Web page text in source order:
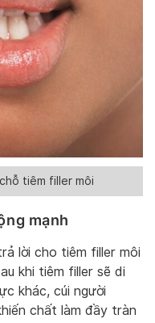
tiêm filler môi
mạnh
lời cho tiêm filler môi
khi tiêm filler sẽ di
khác, cúi người
chất làm đầy tràn